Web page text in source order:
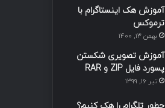
ب
ا
گ
ر
م
آموزش هک اینستاگرام با
ترموکس
بهمن ۱۳, ۱۴۰۰
آموزش تصویری شکستن
پسورد فایل ZIP و RAR
تیر ۱۶, ۱۳۹۹
چطور تلگرام را هک کنیم؟